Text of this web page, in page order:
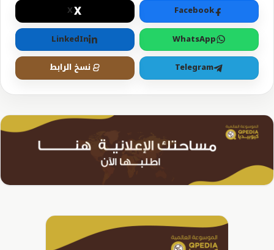
Facebook
X
X
WhatsApp
LinkedIn
Telegram
نسخ الرابط